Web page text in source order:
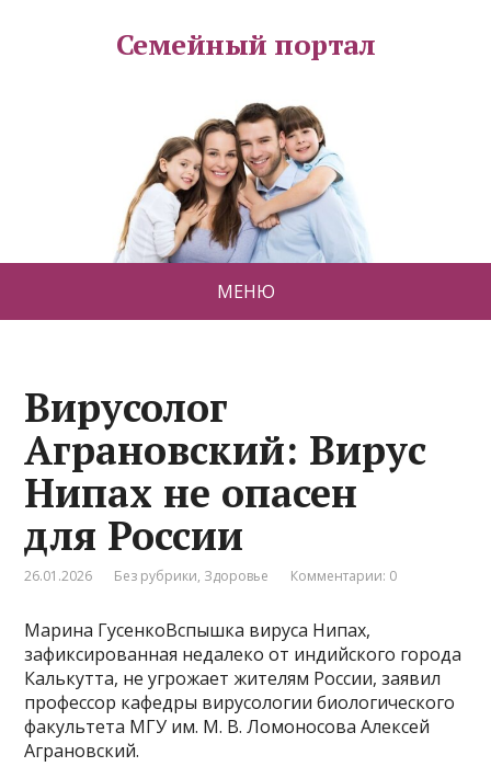
Семейный портал
МЕНЮ
Вирусолог
Аграновский: Вирус
Нипах не опасен
для России
26.01.2026 Без рубрики, Здоровье Комментарии: 0
Марина ГусенкоВспышка вируса Нипах,
зафиксированная недалеко от индийского города
Калькутта, не угрожает жителям России, заявил
профессор кафедры вирусологии биологического
факультета МГУ им. М. В. Ломоносова Алексей
Аграновский.